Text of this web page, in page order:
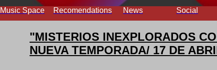
Music Space Recomendations News Social
"MISTERIOS INEXPLORADOS
NUEVA TEMPORADA/ 17 DE